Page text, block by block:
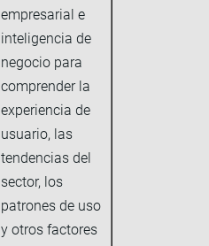
empresarial e
inteligencia de
negocio para
comprender la
experiencia de
usuario, las
tendencias del
sector, los
patrones de uso
y otros factores